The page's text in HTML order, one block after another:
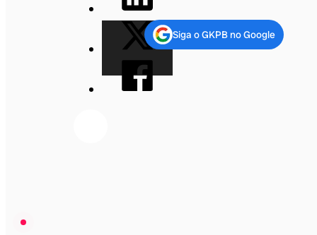
Siga o GKPB no Google